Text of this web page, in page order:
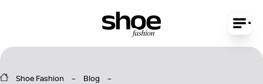
Shoe Fashion
Blog